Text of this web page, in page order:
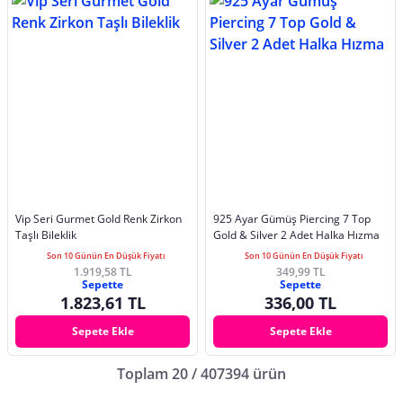
Vip Seri Gurmet Gold Renk Zirkon
Taşlı Bileklik
Son 10 Günün En Düşük Fiyatı
1.919,58 TL
Sepette
1.823,61 TL
Sepete Ekle
925 Ayar Gümüş Piercing 7 Top
Gold & Silver 2 Adet Halka Hızma
Son 10 Günün En Düşük Fiyatı
349,99 TL
Sepette
336,00 TL
Sepete Ekle
Toplam 20 / 407394 ürün